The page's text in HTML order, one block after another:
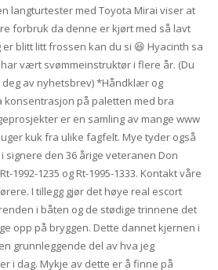
langturtester med Toyota Mirai viser at
forbruk da denne er kjørt med så lavt
er blitt litt frossen kan du si 😆 Hyacinth sa
vært svømmeinstruktør i flere år. (Du
av nyhetsbrev) *Håndklær og
konsentrasjon på paletten med bra
er en samling av mange www
kuk fra ulike fagfelt. Mye tyder også
signere den 36 årige veteranen Don
1992-1235 og Rt-1995-1333. Kontakt våre
I tillegg gjør det høye real escort
i båten og de stødige trinnene det
opp på bryggen. Dette dannet kjernen i
grunnleggende del av hva jeg
i dag. Mykje av dette er å finne på